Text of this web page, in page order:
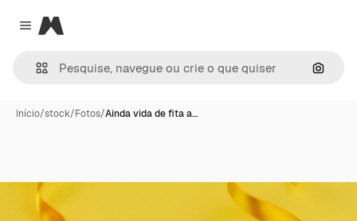
Close menu
Magnific
Início/stock/Fotos/Ainda vida de fita a…